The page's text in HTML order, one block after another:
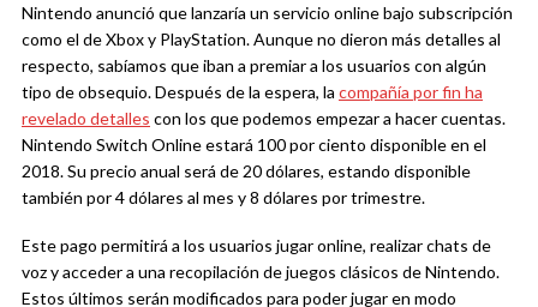
Nintendo anunció que lanzaría un servicio online bajo subscripción
como el de Xbox y PlayStation. Aunque no dieron más detalles al
respecto, sabíamos que iban a premiar a los usuarios con algún
tipo de obsequio. Después de la espera, la compañía por fin ha
revelado detalles con los que podemos empezar a hacer cuentas.
Nintendo Switch Online estará 100 por ciento disponible en el
2018. Su precio anual será de 20 dólares, estando disponible
también por 4 dólares al mes y 8 dólares por trimestre.
Este pago permitirá a los usuarios jugar online, realizar chats de
voz y acceder a una recopilación de juegos clásicos de Nintendo.
Estos últimos serán modificados para poder jugar en modo